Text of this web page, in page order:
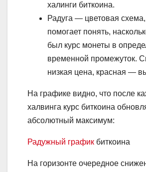
халинги биткоина.
Радуга — цветовая схема,
помогает понять,
был курс монеты в
временной промежуток.
низкая цена, красная —
На графике видно, что после
халвинга курс биткоина
абсолютный максимум:
Радужный график биткоина
На горизонте очередное